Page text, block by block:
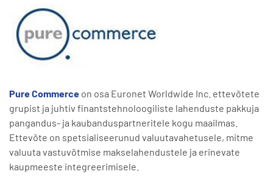
Pure Commerce on osa Euronet Worldwide Inc. ettevõtete
grupist ja juhtiv finantstehnoloogiliste lahenduste pakkuja
pangandus- ja kaubanduspartneritele kogu maailmas.
Ettevõte on spetsialiseerunud valuutavahetusele, mitme
valuuta vastuvõtmise makselahendustele ja erinevate
kaupmeeste integreerimisele.